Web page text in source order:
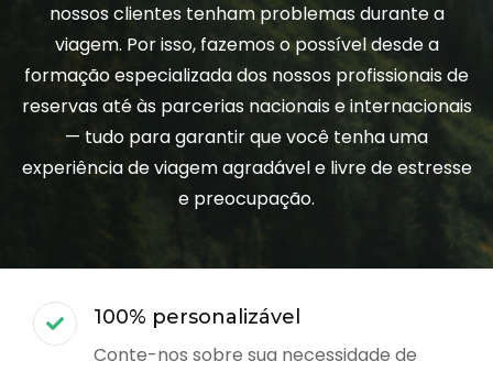
nossos clientes tenham problemas durante a
viagem. Por isso, fazemos o possível desde a
formação especializada dos nossos profissionais de
reservas até às parcerias nacionais e internacionais
— tudo para garantir que você tenha uma
experiência de viagem agradável e livre de estresse
e preocupação.
100% personalizável
Conte-nos sobre sua necessidade de